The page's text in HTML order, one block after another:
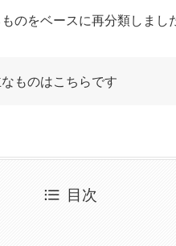
のをベースに再分類しまし
ものはこちらです
目次